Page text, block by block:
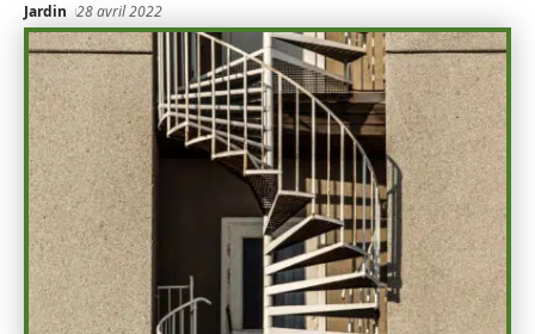
Jardin 28 avril 2022